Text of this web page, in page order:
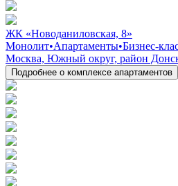
ЖК «Новоданиловская, 8»
Монолит•Апартаменты•Бизнес-
Москва, Южный округ, район
Подробнее о комплексе апартаментов